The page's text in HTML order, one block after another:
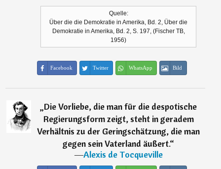
Quelle:
Über die die Demokratie in Amerika, Bd. 2, Über die
Demokratie in Amerika, Bd. 2, S. 197, (Fischer TB,
1956)
Facebook Twitter WhatsApp Bild
„Die Vorliebe, die man für die despotische
Regierungsform zeigt, steht in geradem
Verhältnis zu der Geringschätzung, die man
gegen sein Vaterland äußert.“
―Alexis de Tocqueville